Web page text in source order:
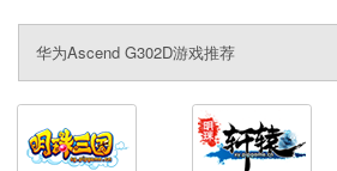
华为Ascend G302D游戏推荐